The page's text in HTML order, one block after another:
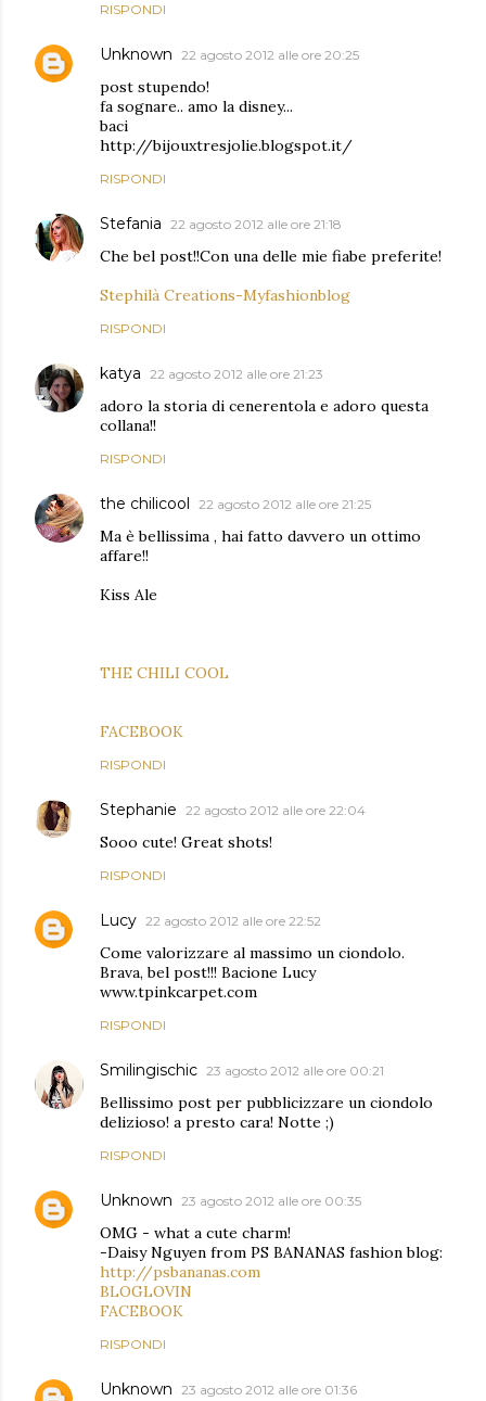
RISPONDI
Unknown 22 agosto 2012 alle ore 20:25
post stupendo!
fa sognare.. amo la disney...
baci
http://bijouxtresjolie.blogspot.it/
RISPONDI
Stefania 22 agosto 2012 alle ore 21:18
Che bel post!!Con una delle mie fiabe preferite!
Stephilà Creations-Myfashionblog
RISPONDI
katya 22 agosto 2012 alle ore 21:23
adoro la storia di cenerentola e adoro questa
collana!!
RISPONDI
the chilicool 22 agosto 2012 alle ore 21:25
Ma è bellissima , hai fatto davvero un ottimo
affare!!
Kiss Ale
THE CHILI COOL
FACEBOOK
RISPONDI
Stephanie 22 agosto 2012 alle ore 22:04
Sooo cute! Great shots!
RISPONDI
Lucy 22 agosto 2012 alle ore 22:52
Come valorizzare al massimo un ciondolo.
Brava, bel post!!! Bacione Lucy
www.tpinkcarpet.com
RISPONDI
Smilingischic 23 agosto 2012 alle ore 00:21
Bellissimo post per pubblicizzare un ciondolo
delizioso! a presto cara! Notte ;)
RISPONDI
Unknown 23 agosto 2012 alle ore 00:35
OMG - what a cute charm!
-Daisy Nguyen from PS BANANAS fashion blog:
http://psbananas.com
BLOGLOVIN
FACEBOOK
RISPONDI
Unknown 23 agosto 2012 alle ore 01:36